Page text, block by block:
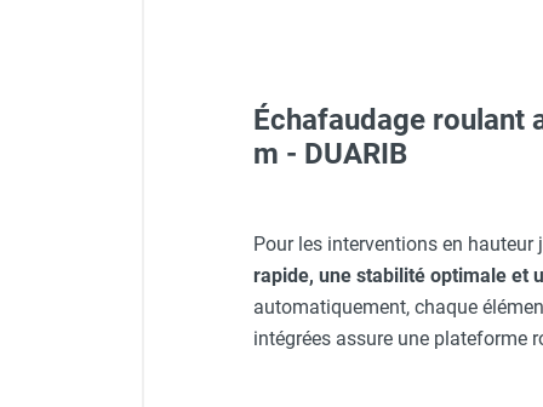
Lunettes de protection PRO
Gants classiques -
Échafaudage roulant
m - DUARIB
Pour les interventions en hauteur
rapide, une stabilité optimale et
automatiquement, chaque
intégrées assure une plateforme